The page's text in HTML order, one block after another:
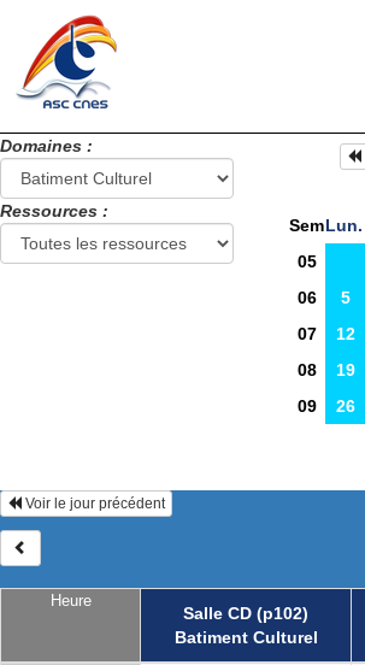
Domaines :
Ressources :
SemLun.
05
06
5
07
12
08
19
09
26
Heure
Salle CD (p102)
Batiment Culturel
Voir le jour précédent